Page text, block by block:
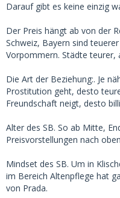
Darauf gibt es keine einzig
Der Preis hängt ab von der
Schweiz, Bayern sind
Vorpommern. Städte teurer,
Die Art der Beziehung:. Je
Prostitution geht, desto
Freundschaft neigt, desto
Alter des SB. So ab Mitte,
Preisvorstellungen nach
Mindset des SB. Um in
im Bereich Altenpflege hat
von Prada.